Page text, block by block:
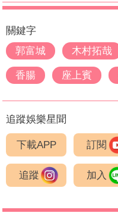
關鍵字
郭富城
木村拓哉
香腸 座上賓
追蹤娛樂星聞
下載APP 訂閱
追蹤 加入